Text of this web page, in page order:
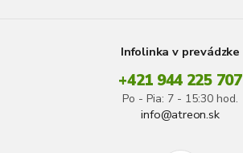
Infolinka v prevádzke
+421 944 225 707
Po - Pia: 7 - 15:30 hod.
info@atreon.sk